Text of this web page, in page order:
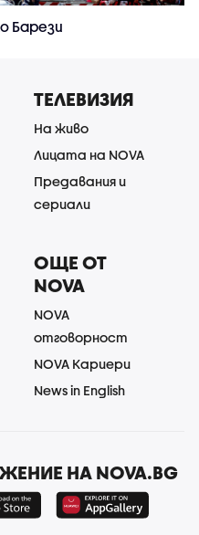
Барези
ТЕЛЕВИЗИЯ
На живо
Лицата на NOVA
Предавания и
сериали
ОЩЕ ОТ
NOVA
NOVA
отговорност
NOVA Кариери
News in English
НА NOVA.BG